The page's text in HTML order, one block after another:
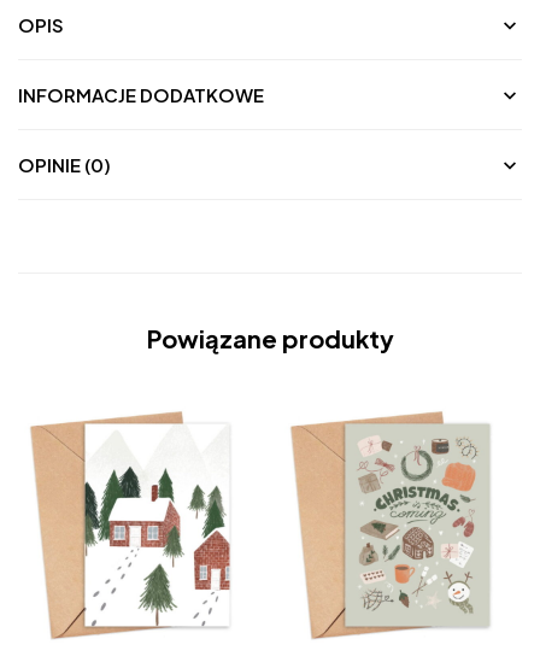
OPIS
INFORMACJE DODATKOWE
OPINIE (0)
Powiązane produkty